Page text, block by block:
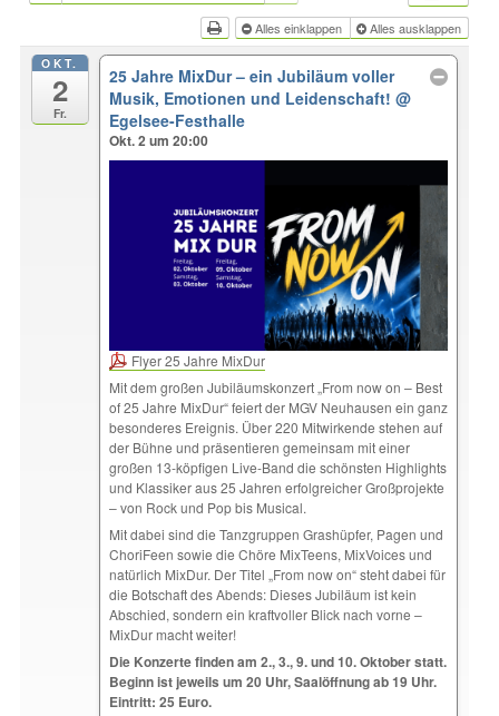
Alles einklappen Alles ausklappen
OKT.
2
Fr.
25 Jahre MixDur – ein Jubiläum voller
Musik, Emotionen und Leidenschaft!@
Egelsee-Festhalle
Okt. 2 um 20:00
Flyer 25 Jahre MixDur
Mit dem großen Jubiläumskonzert „From now on – Best
of 25 Jahre MixDur“ feiert der MGV Neuhausen ein ganz
besonderes Ereignis. Über 220 Mitwirkende stehen auf
der Bühne und präsentieren gemeinsam mit einer
großen 13-köpfigen Live-Band die schönsten Highlights
und Klassiker aus 25 Jahren erfolgreicher Großprojekte
– von Rock und Pop bis Musical.
Mit dabei sind die Tanzgruppen Grashüpfer, Pagen und
ChoriFeen sowie die Chöre MixTeens, MixVoices und
natürlich MixDur. Der Titel „From now on“ steht dabei für
die Botschaft des Abends: Dieses Jubiläum ist kein
Abschied, sondern ein kraftvoller Blick nach vorne –
MixDur macht weiter!
Die Konzerte finden am 2., 3., 9. und 10. Oktober statt.
Beginn ist jeweils um 20 Uhr, Saalöffnung ab 19 Uhr.
Eintritt: 25 Euro.